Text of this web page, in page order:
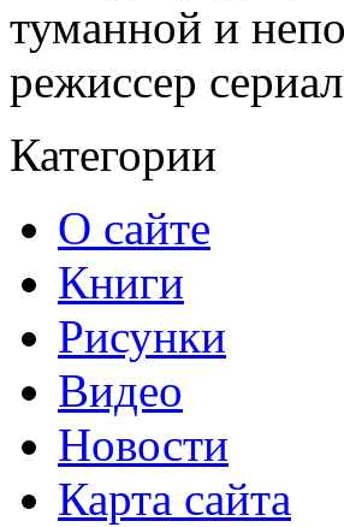
туманной и
режиссер
Категории
О сайте
Книги
Рисунки
Видео
Новости
Карта сайта